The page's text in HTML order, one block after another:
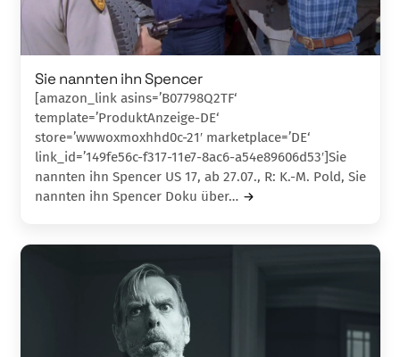
Sie nannten ihn Spencer
[amazon_link asins=’B07798Q2TF‘
template=’ProduktAnzeige-DE‘
store=’wwwoxmoxhhd0c-21′ marketplace=’DE‘
link_id=’149fe56c-f317-11e7-8ac6-a54e89606d53′]Sie
nannten ihn Spencer US 17, ab 27.07., R: K.-M. Pold, Sie
nannten ihn Spencer Doku über…